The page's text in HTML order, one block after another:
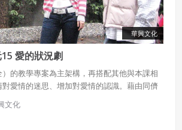
華興文化
愛的狀況劇
的教學專案為主架構，再搭配其他與本課相
愛情的迷思、增加對愛情的認識。藉由同儕
信心，並幫助學生建立和別人的關係。
文化